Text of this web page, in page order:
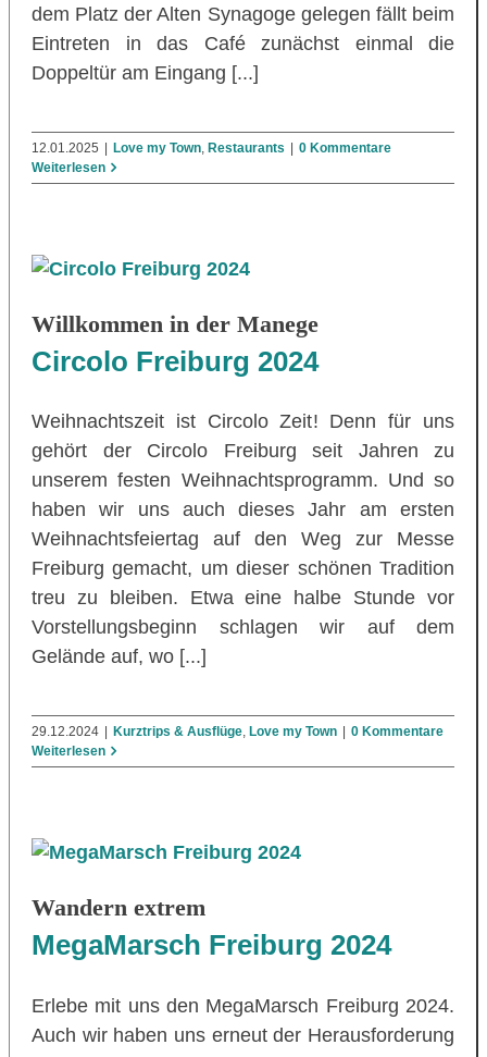
dem Platz der Alten Synagoge gelegen fällt beim
Eintreten in das Café zunächst einmal die
Doppeltür am Eingang [...]
12.01.2025 | Love my Town Restaurants | 0 Kommentare
Weiterlesen
Willkommen in der Manege
Circolo Freiburg 2024
Weihnachtszeit ist Circolo Zeit! Denn für uns
gehört der Circolo Freiburg seit Jahren zu
unserem festen Weihnachtsprogramm. Und so
haben wir uns auch dieses Jahr am ersten
Weihnachtsfeiertag auf den Weg zur Messe
Freiburg gemacht, um dieser schönen Tradition
treu zu bleiben. Etwa eine halbe Stunde vor
Vorstellungsbeginn schlagen wir auf dem
Gelände auf, wo [...]
29.12.2024 Kurztrips & Ausflüge, Love my Town
0 Kommentare
Weiterlesen
Wandern extrem
MegaMarsch Freiburg 2024
Erlebe mit uns den MegaMarsch Freiburg 2024.
Auch wir haben uns erneut der Herausforderung